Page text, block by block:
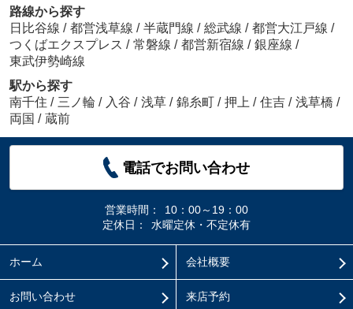
路線から探す
日比谷線 / 都営浅草線 / 半蔵門線 / 総武線 / 都営大江戸線 /
つくばエクスプレス / 常磐線 / 都営新宿線 / 銀座線 /
東武伊勢崎線
駅から探す
南千住 / 三ノ輪 / 入谷 / 浅草 / 錦糸町 / 押上 / 住吉 / 浅草橋 /
両国 / 蔵前
電話でお問い合わせ
営業時間：
10：00～19：00
定休日：
水曜定休・不定休有
ホーム 会社概要
お問い合わせ 来店予約